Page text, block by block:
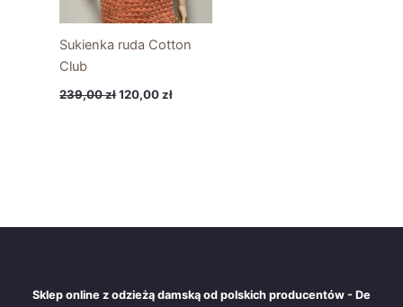
Sukienka ruda Cotton
Club
239,00zł120,00zł
Sklep online z odzieżą damską od polskich producentów - De